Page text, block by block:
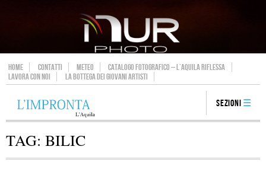
HOME CONTATTI METEO
CATALOGO FOTOGRAFICO – L’AQUILA RIFLESSA
LAVORA CON NOI
LA BOTTEGA DEI GIOVANI ARTISTI
Sezioni
TAG: BILIC